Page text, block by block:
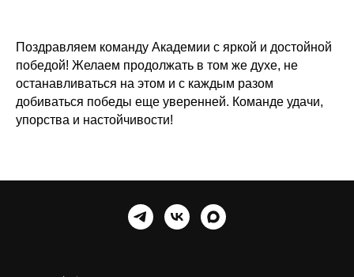
Поздравляем команду Академии с яркой и достойной
победой! Желаем продолжать в том же духе, не
останавливаться на этом и с каждым разом
добиваться победы еще уверенней. Команде удачи,
упорства и настойчивости!